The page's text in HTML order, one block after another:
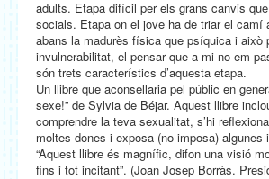
adults. Etapa difícil per els grans canvis
socials. Etapa on el jove ha de triar el
abans la madurès física que psíquica i
invulnerabilitat, el pensar que a mi no em
són trets característics d’aquesta etapa.
Un llibre que aconsellaria pel públic en
sexe!” de Sylvia de Béjar. Aquest llibre
comprendre la teva sexualitat, s’hi
moltes dones i exposa (no imposa) algunes
“Aquest llibre és magnífic, difon una visió
fins i tot incitant”. (Joan Josep Borràs.